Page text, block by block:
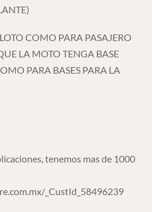
COMO PARA PASAJERO
LA MOTO TENGA BASE
PARA BASES PARA LA
tenemos mas de 1000
_CustId_58496239